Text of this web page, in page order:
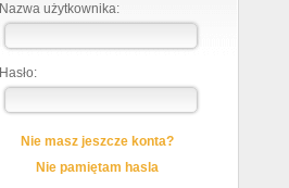
Nazwa użytkownika:
Hasło:
Nie masz jeszcze konta?
Nie pamiętam hasla